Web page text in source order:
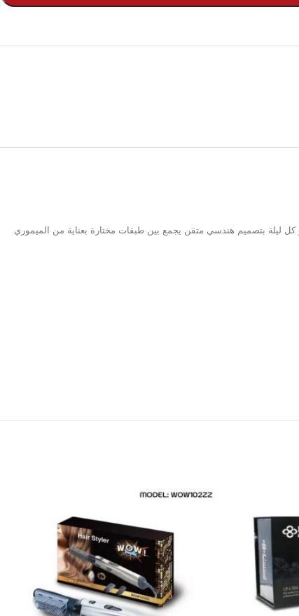
كل ليلة بتصميم هندسي متقن يجمع بين طبقات مختارة بعناية من الميموري